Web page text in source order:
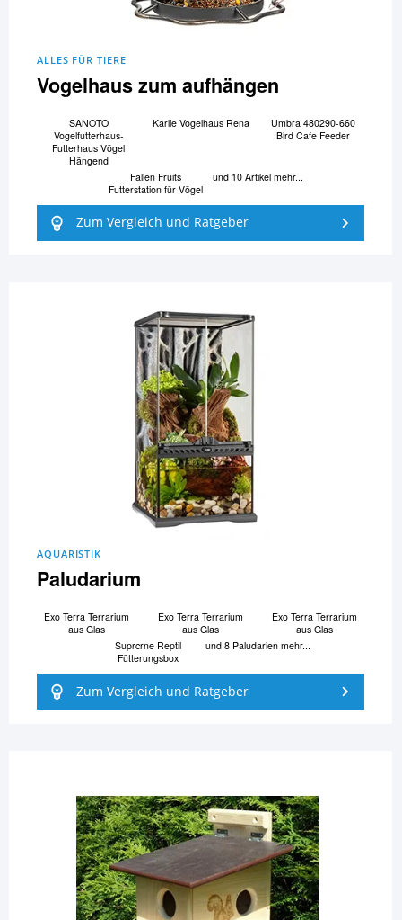
ALLES FÜR TIERE
Vogelhaus zum aufhängen
SANOTO
Vogelfutterhaus-
Futterhaus Vögel
Hängend
Karlie Vogelhaus Rena
Umbra 480290-660
Bird Cafe Feeder
Fallen Fruits
Futterstation für Vögel
und 10 Artikel mehr...
Zum Vergleich und Ratgeber
AQUARISTIK
Paludarium
Exo Terra Terrarium
aus Glas
Exo Terra Terrarium
aus Glas
Exo Terra Terrarium
aus Glas
Suprcrne Reptil
Fütterungsbox
und 8 Paludarien mehr...
Zum Vergleich und Ratgeber